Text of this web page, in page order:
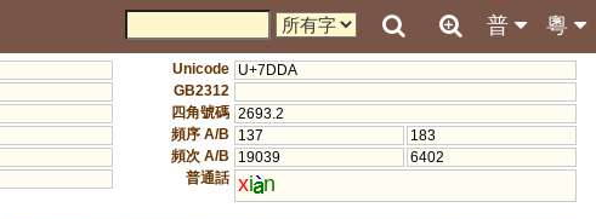
粵
普
Unicode U+7DDA
GB2312
四角號碼 2693.2
頻序 A/B
137
183
頻次 A/B
19039
6402
普通話 xi n